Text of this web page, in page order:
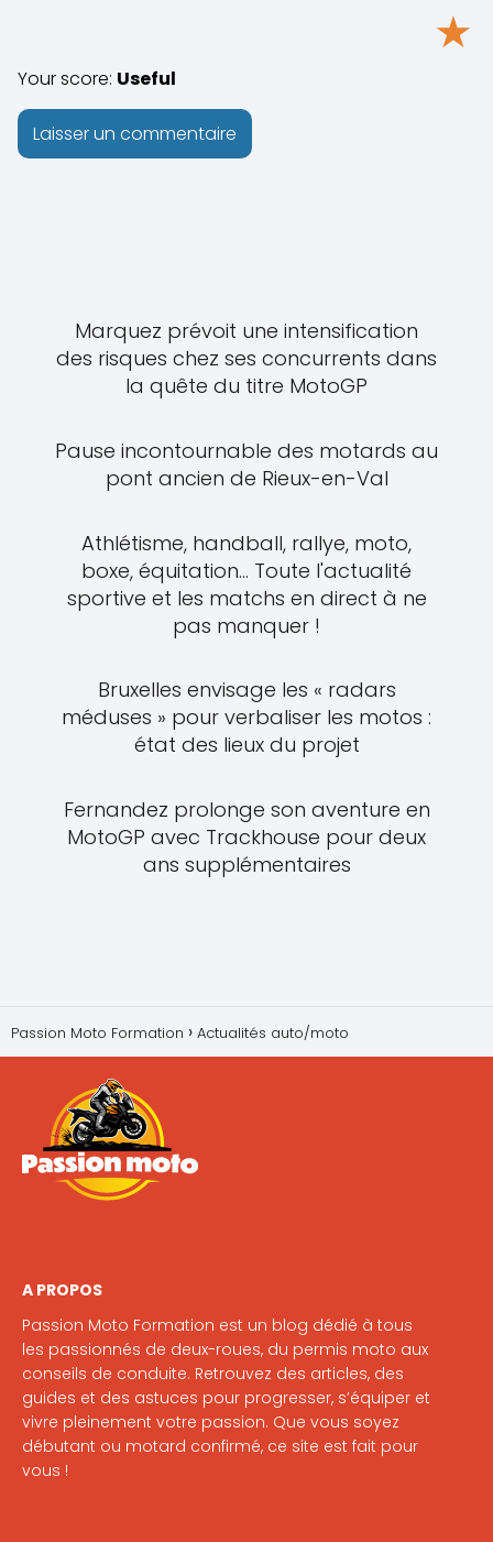
★
Your score: Useful
Marquez prévoit une intensification
des risques chez ses concurrents dans
la quête du titre MotoGP
Pause incontournable des motards au
pont ancien de Rieux-en-Val
Athlétisme, handball, rallye, moto,
boxe, équitation... Toute l'actualité
sportive et les matchs en direct à ne
pas manquer !
Bruxelles envisage les « radars
méduses » pour verbaliser les motos :
état des lieux du projet
Fernandez prolonge son aventure en
MotoGP avec Trackhouse pour deux
ans supplémentaires
Passion Moto Formation Actualités auto/moto
A PROPOS
Passion Moto Formation est un blog dédié à tous
les passionnés de deux-roues, du permis moto aux
conseils de conduite. Retrouvez des articles, des
guides et des astuces pour progresser, s’équiper et
vivre pleinement votre passion. Que vous soyez
débutant ou motard confirmé, ce site est fait pour
vous !